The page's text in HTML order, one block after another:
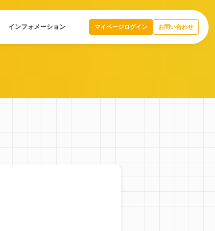
インフォメーション マイページログイン お問い合わせ